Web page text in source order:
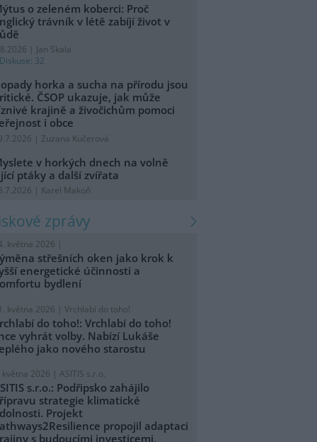
o zeleném koberci: Proč
trávník v létě zabíjí život v
| Jan Skala
Diskuse: 32
horka a sucha na přírodu jsou
ČSOP ukazuje, jak může
krajině a živočichům pomoci
i obce
| Zuzana Kučerová
v horkých dnech na volně
ptáky a další zvířata
| Karel Makoň
zprávy
května 2026 |
střešních oken jako krok k
energetické účinnosti a
bydlení
května 2026 | Vrchlabí do toho!
do toho!: Vrchlabí do toho!
vyhrát volby. Nabízí Lukáše
jako nového starostu
května 2026 | ASITIS s.r.o.
s.r.o.: Podřipsko zahájilo
strategie klimatické
Projekt
propojil adaptaci
s budoucími investicemi.